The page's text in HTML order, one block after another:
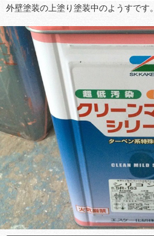
外壁塗装の上塗り塗装中のようすです。